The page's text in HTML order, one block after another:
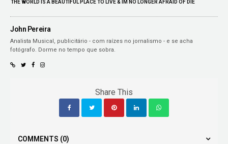
THE WORLD IS A BEAUTIFUL PLACE TO LIVE & IM NO LONGER AFRAID OF DIE
John Pereira
Analista Musical, publicitário - com raízes no jornalismo - e se acha
fotógrafo. Dorme no tempo que sobra.
Share This
COMMENTS (0)